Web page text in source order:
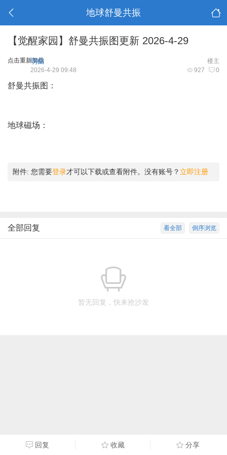
地球舒曼共振
【觉醒家园】舒曼共振图更新 2026-4-29
点击重新加载 楼主
明曲
927 0
2026-4-29 09:48
舒曼共振图：
地球磁场：
附件: 您需要登录才可以下载或查看附件。没有账号？ 立即注册
倒序浏览
看全部
全部回复
暂无回复，快来抢沙发
回复 收藏 分享